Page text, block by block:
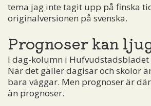
tema jag inte tagit upp på finska
originalversionen på svenska.
Prognoser kan
I dag-kolumn i Hufvudstadsbladet
När det gäller dagisar och skolor
bara väggar. Men prognoser är
än prognoser.